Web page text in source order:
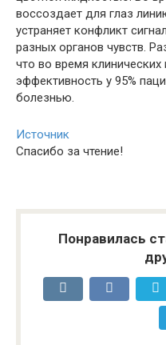
воссоздает для глаз
устраняет конфликт
разных органов чувств.
что во время
эффективность у 95%
болезнью.
Источник
Спасибо за чтение!
Понравилась